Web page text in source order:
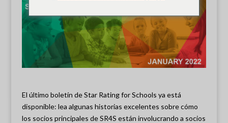
El último boletín de Star Rating for Schools ya está
disponible: lea algunas historias excelentes sobre cómo
los socios principales de SR4S están involucrando a socios